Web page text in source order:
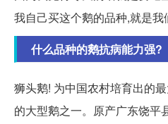
我自己买这个鹅的品种,就是我
什么品种的鹅抗病能力强?
狮头鹅! 为中国农村培育出的
的大型鹅之一。原产广东饶平